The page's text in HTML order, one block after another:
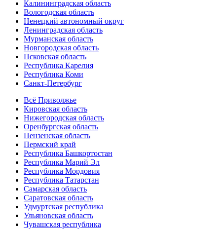
Калининградская область
Вологодская область
Ненецкий автономный округ
Ленинградская область
Мурманская область
Новгородская область
Псковская область
Республика Карелия
Республика Коми
Санкт-Петербург
Всё Приволжье
Кировская область
Нижегородская область
Оренбургская область
Пензенская область
Пермский край
Республика Башкортостан
Республика Марий Эл
Республика Мордовия
Республика Татарстан
Самарская область
Саратовская область
Удмуртская республика
Ульяновская область
Чувашская республика